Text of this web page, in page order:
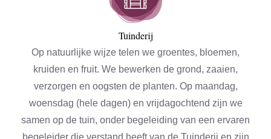
Tuinderij
Op natuurlijke wijze telen we groentes, bloemen,
kruiden en fruit. We bewerken de grond, zaaien,
verzorgen en oogsten de planten. Op maandag,
woensdag (hele dagen) en vrijdagochtend zijn we
samen op de tuin, onder begeleiding van een ervaren
begeleider die verstand heeft van de Tuinderij en zijn